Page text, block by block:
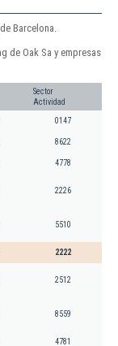
Barcelona.
de Oak Sa y empresas
Sector
Actividad
0147
8622
4778
2226
5510
2222
2512
8559
4781